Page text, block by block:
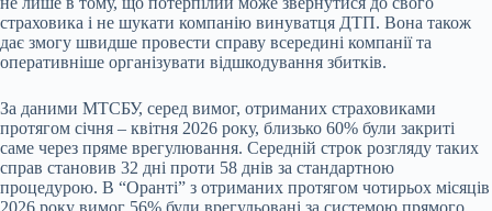
страховика і не шукати компанію винуватця ДТП. Вона також
дає змогу швидше провести справу всередині компанії та
оперативніше організувати відшкодування збитків.
За даними МТСБУ, серед вимог, отриманих страховиками
протягом січня – квітня 2026 року, близько 60% були закриті
саме через пряме врегулювання. Середній строк розгляду таких
справ становив 32 дні проти 58 днів за стандартною
процедурою. В “Оранті” з отриманих протягом чотирьох місяців